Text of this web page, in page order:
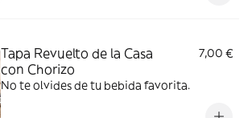
Tapa Revuelto de la Casa
con Chorizo
7,00 €
No te olvides de tu bebida favorita.